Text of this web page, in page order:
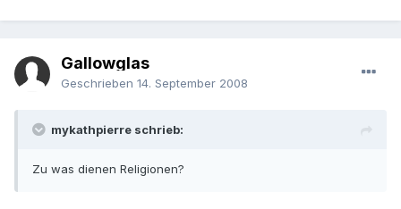
Gallowglas
Geschrieben 14. September 2008
mykathpierre schrieb:
Zu was dienen Religionen?